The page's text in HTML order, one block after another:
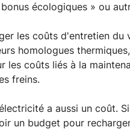
écologiques » ou
les coûts d'entretien du
homologues
les coûts liés à la
freins.
a aussi un coût.
un budget pour